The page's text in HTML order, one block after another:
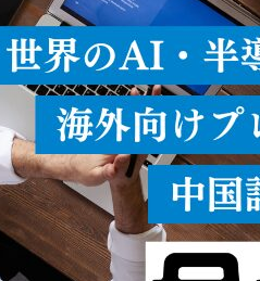
[…]